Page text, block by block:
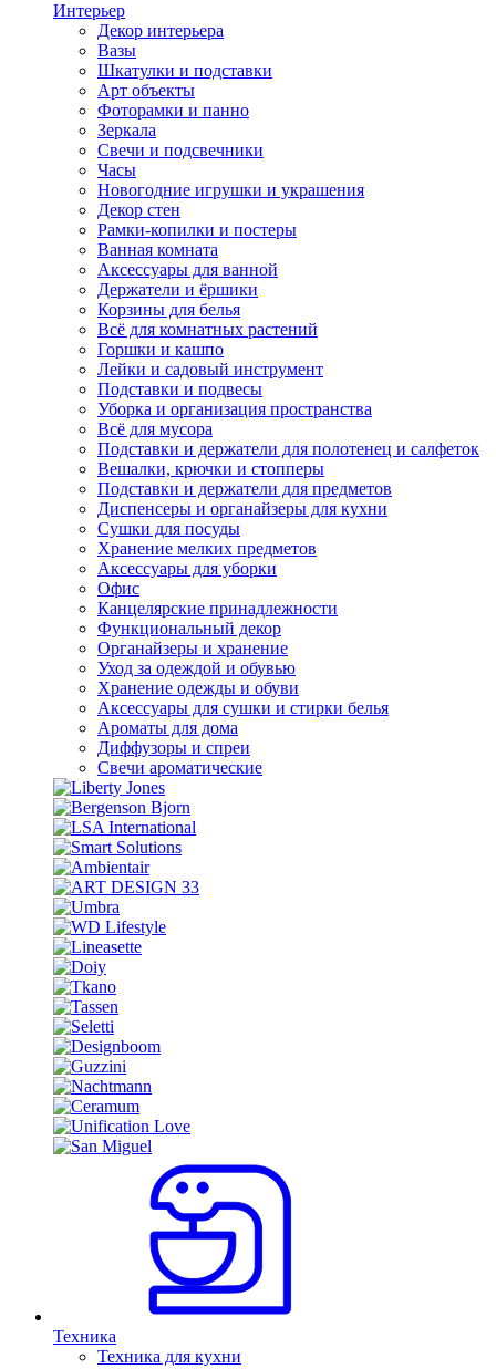
Интерьер
Декор интерьера
Вазы
Шкатулки и подставки
Арт объекты
Фоторамки и панно
Зеркала
Свечи и подсвечники
Часы
Новогодние игрушки и украшения
Декор стен
Рамки-копилки и постеры
Ванная комната
Аксессуары для ванной
Держатели и ёршики
Корзины для белья
Всё для комнатных растений
Горшки и кашпо
Лейки и садовый инструмент
Подставки и подвесы
Уборка и организация пространства
Всё для мусора
Подставки и держатели для полотенец и салфеток
Вешалки, крючки и стопперы
Подставки и держатели для предметов
Диспенсеры и органайзеры для кухни
Сушки для посуды
Хранение мелких предметов
Аксессуары для уборки
Офис
Канцелярские принадлежности
Функциональный декор
Органайзеры и хранение
Уход за одеждой и обувью
Хранение одежды и обуви
Аксессуары для сушки и стирки белья
Ароматы для дома
Диффузоры и спреи
Свечи ароматические
Техника
Техника для кухни